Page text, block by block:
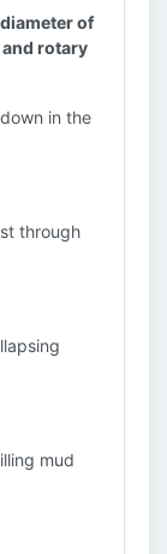
of
rotary
in the
through
mud